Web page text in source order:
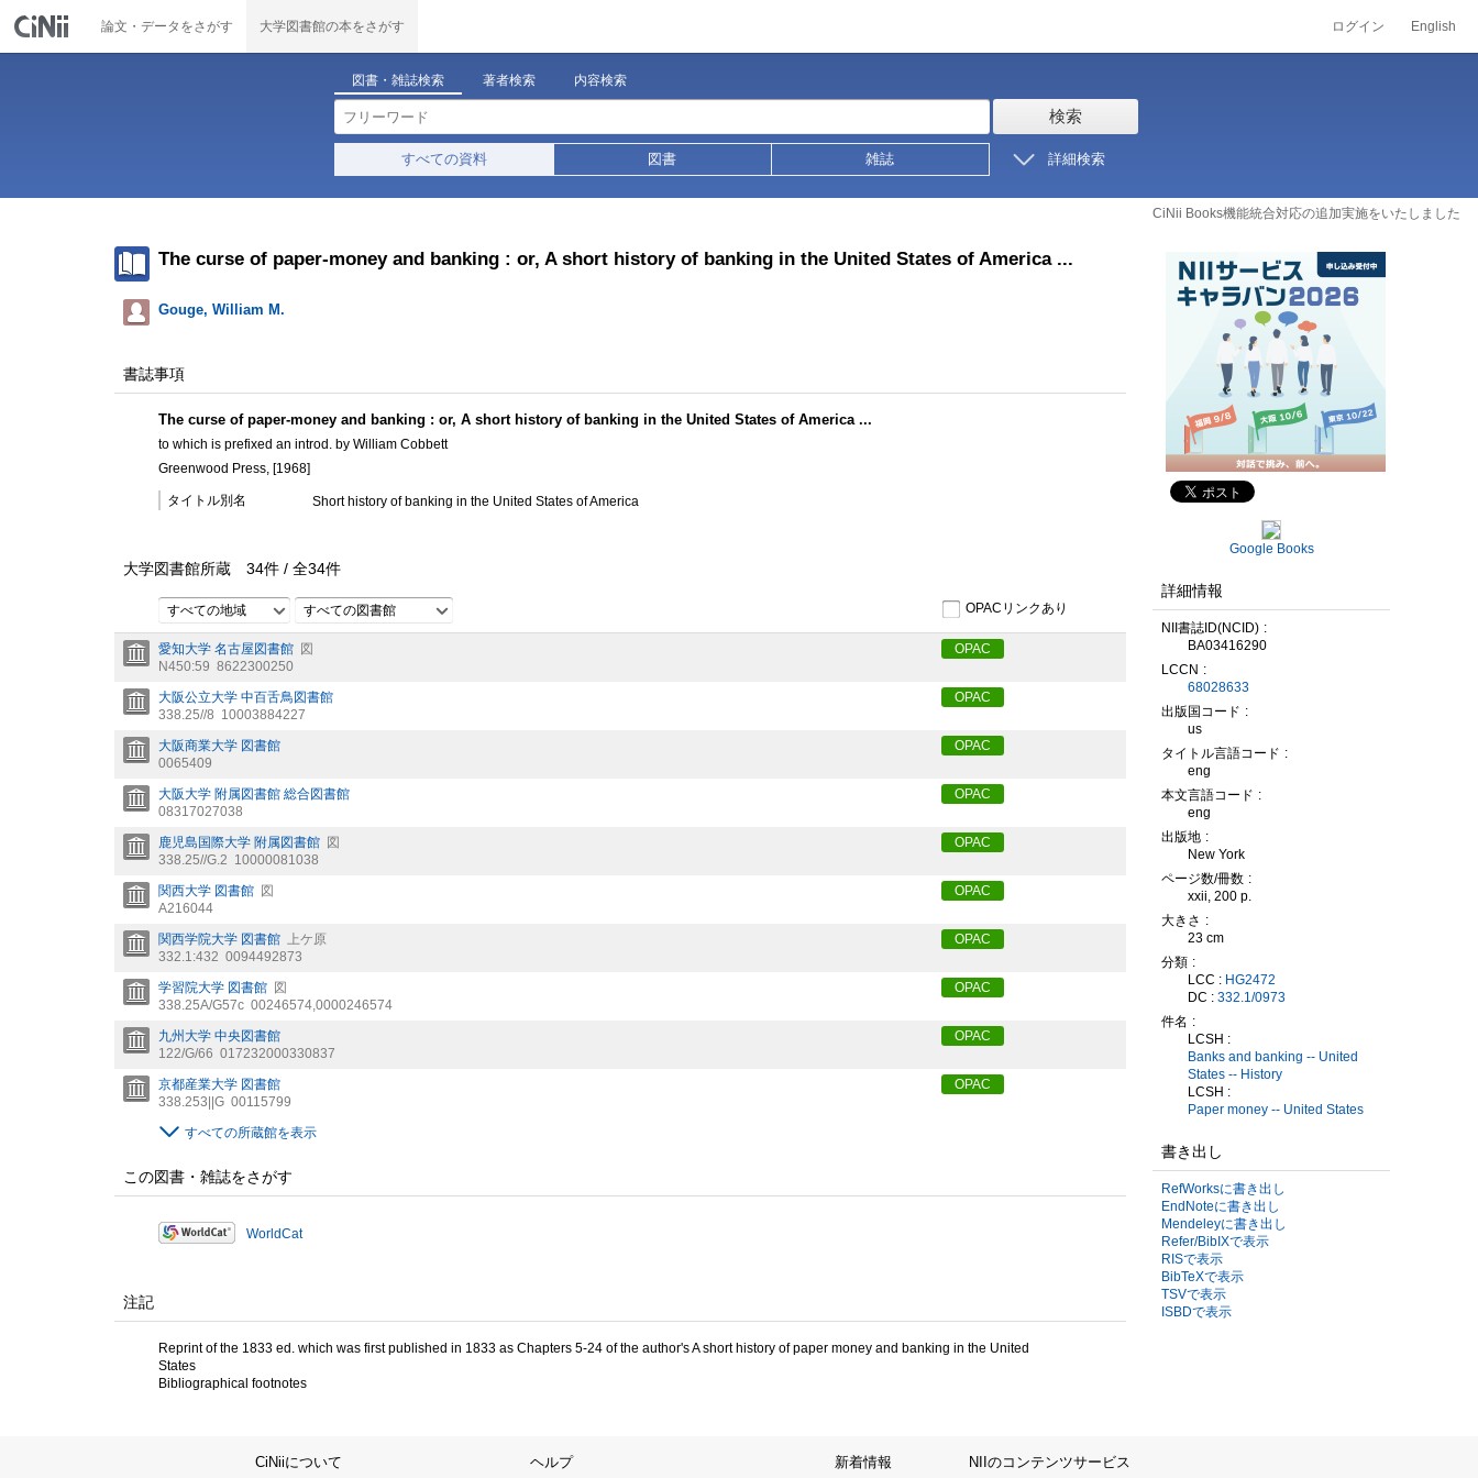
論文・データをさがす 大学図書館の本をさがす ログイン English
図書・雑誌検索 著者検索 内容検索
検索
すべての資料 図書 雑誌 詳細検索
CiNii Books機能統合対応の追加実施をいたしました
The curse of paper-money and banking : or, A short history of banking in the United States of America ...
Gouge, William M.
書誌事項
The curse of paper-money and banking : or, A short history of banking in the United States of America ...
to which is prefixed an introd. by William Cobbett
Greenwood Press, [1968]
タイトル別名 Short history of banking in the United States of America
大学図書館所蔵 34件 / 全34件
すべての地域 すべての図書館 OPACリンクあり
愛知大学 名古屋図書館 図
N450:59 8622300250
OPAC
大阪公立大学 中百舌鳥図書館
338.25//8 10003884227
OPAC
大阪商業大学 図書館
0065409
OPAC
大阪大学 附属図書館 総合図書館
08317027038
OPAC
鹿児島国際大学 附属図書館 図
338.25//G.2 10000081038
OPAC
関西大学 図書館 図
A216044
OPAC
関西学院大学 図書館
上ケ原
332.1:432 0094492873
OPAC
学習院大学 図書館 図
338.25A/G57c 00246574,0000246574
OPAC
九州大学 中央図書館
122/G/66 017232000330837
OPAC
京都産業大学 図書館
338.253||G 00115799
OPAC
すべての所蔵館を表示
この図書・雑誌をさがす
WorldCat
注記
Reprint of the 1833 ed. which was first published in 1833 as Chapters 5-24 of the author's A short history of paper money and banking in the United
States
Bibliographical footnotes
Google Books
詳細情報
NII書誌ID(NCID)
BA03416290
LCCN
68028633
出版国コード
us
タイトル言語コード
eng
本文言語コード
eng
出版地
New York
ページ数/冊数
xxii, 200 p.
大きさ
23 cm
分類
LCC : HG2472
DC : 332.1/0973
件名
LCSH :
Banks and banking -- United
States -- History
LCSH :
Paper money -- United States
書き出し
RefWorksに書き出し
EndNoteに書き出し
Mendeleyに書き出し
Refer/BibIXで表示
RISで表示
BibTeXで表示
TSVで表示
ISBDで表示
CiNiiについて ヘルプ 新着情報 NIIのコンテンツサービス